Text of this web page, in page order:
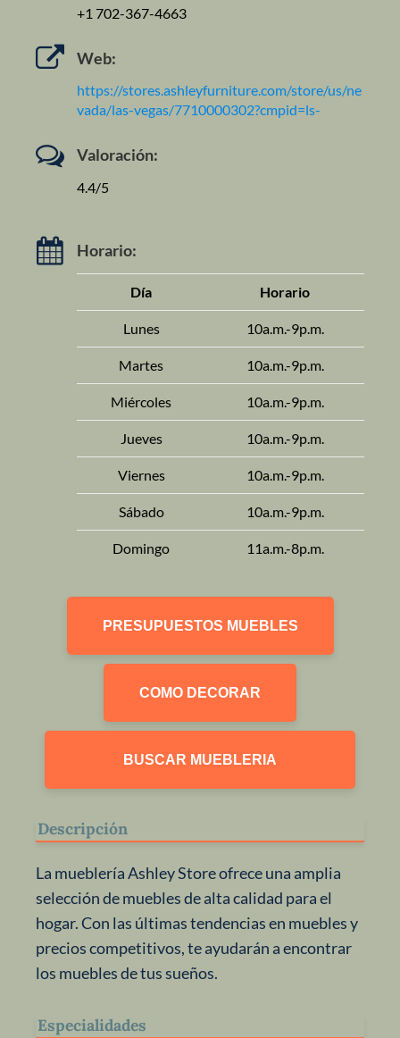
+1 702-367-4663
Web:
https://stores.ashleyfurniture.com/store/us/ne
vada/las-vegas/7710000302?cmpid=ls-
Valoración:
4.4/5
Horario:
Día Horario
Lunes 10a.m.-9p.m.
Martes 10a.m.-9p.m.
Miércoles 10a.m.-9p.m.
Jueves 10a.m.-9p.m.
Viernes 10a.m.-9p.m.
Sábado 10a.m.-9p.m.
Domingo 11a.m.-8p.m.
PRESUPUESTOS MUEBLES
COMO DECORAR
BUSCAR MUEBLERIA
Descripción
La mueblería Ashley Store ofrece una amplia
selección de muebles de alta calidad para el
hogar. Con las últimas tendencias en muebles y
precios competitivos, te ayudarán a encontrar
los muebles de tus sueños.
Especialidades